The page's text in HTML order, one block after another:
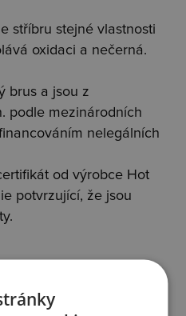
stříbru stejné vlastnosti
oxidaci a nečerná.
brus a jsou z
podle mezinárodních
nelegálních
od výrobce Hot
potvrzující, že jsou